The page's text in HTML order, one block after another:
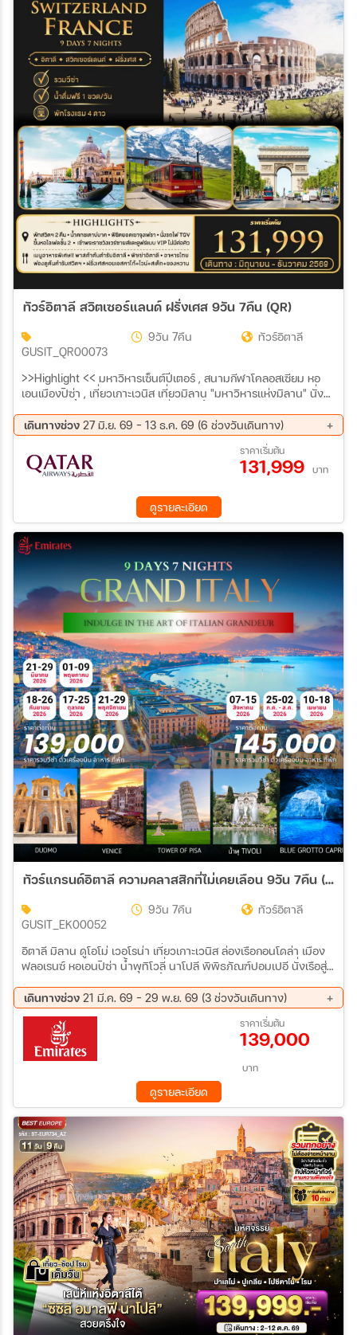
ทัวร์อิตาลี สวิตเซอร์แลนด์ ฝรั่งเศส 9วัน 7คืน (QR)
GUSIT_QR00073
9วัน 7คืน ทัวร์อิตาลี
>>Highlight << มหาวิหารเซ็นต์ปีเตอร์ , สนามกีฬาโคลอสเซียม หอ
เอนเมืองปิซ่า , เที่ยวเกาะเวนิส เที่ยวมิลาน "มหาวิหารแห่งมิลาน" นั่ง
นั่งรถไฟด่วน TGV เข้าปารีส ขึ้นหอไอเฟลชั้น 2 , เข้าชมพระราชวังแวร์
ซาย เข้าชม ภาพวาดโมนาลิซา ณ พิพิธภัณฑ์ลูฟร์
เดินทางช่วง 27 มิ.ย. 69 - 13 ธ.ค. 69 (6 ช่วงวันเดินทาง)
10 ต.ค. 69 - 18 ต.ค. 69
23 ต.ค. 69 - 31 ต.ค. 69
21 พ.ย. 69 - 29 พ.ย. 69
28 พ.ย. 69 - 06 ธ.ค. 69
05 ธ.ค. 69 - 13 ธ.ค. 69
ราคาเริ่มต้น
131,999 บาท
ดูรายละเอียด
ทัวร์แกรนด์อิตาลี ความคลาสสิกที่ไม่เคยเลือน 9วัน 7คืน (EK)
GUSIT_EK00052
9วัน 7คืน ทัวร์อิตาลี
อิตาลี มิลาน ดูโอโม่ เวอโรน่า เที่ยวเกาะเวนิส ล่องเรือกอนโดล่า เมือง
ฟลอเรนซ์ หอเอนปิซ่า น้ำพุทิโวลี่ นาโปลี พิพิธภัณฑ์ปอมเปอี นั่งเรือสู่
วาติกัน โคลอสเซียม น้ำพุเทรวี บันไดสเปน
เดินทางช่วง 21 มี.ค. 69 - 29 พ.ย. 69 (3 ช่วงวันเดินทาง)
18 ก.ย. 69 - 26 ก.ย. 69
17 ต.ค. 69 - 25 ต.ค. 69
21 พ.ย. 69 - 29 พ.ย. 69
ราคาเริ่มต้น
139,000
บาท
ดูรายละเอียด